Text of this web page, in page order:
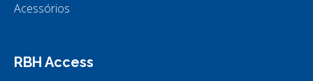
Acessórios
RBH Access